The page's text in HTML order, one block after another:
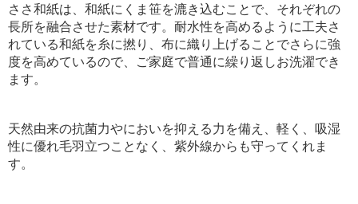
ささ和紙は、和紙にくま笹を漉き込むことで、 それぞれの
長所を融合させた素材です。 耐水性を高めるように工夫さ
れている和紙を糸に撚り、 布に織り上げることでさらに強
度を高めているので、 ご家庭で普通に繰り返しお洗濯でき
ます。
天然由来の抗菌力やにおいを抑える力を備え、 軽く、吸湿
性に優れ毛羽立つことなく、紫外線からも守ってくれま
す。